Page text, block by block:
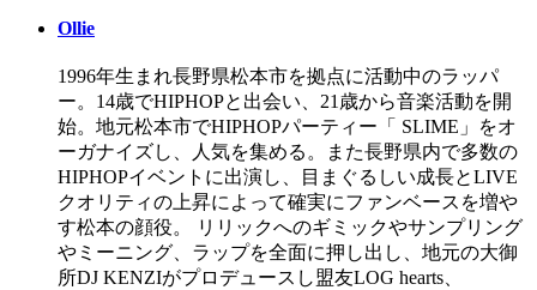
Ollie
1996年生まれ長野県松本市を拠点に活動中のラッパ
ー。14歳でHIPHOPと出会い、21歳から音楽活動を開
始。地元松本市でHIPHOPパーティー「 SLIME」をオ
ーガナイズし、人気を集める。また長野県内で多数の
HIPHOPイベントに出演し、目まぐるしい成長とLIVE
クオリティの上昇によって確実にファンベースを増や
す松本の顔役。 リリックへのギミックやサンプリング
やミーニング、ラップを全面に押し出し、地元の大御
所DJ KENZIがプロデュースし盟友LOG hearts、